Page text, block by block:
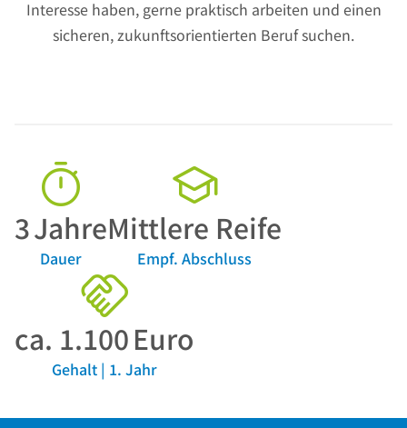
Interesse haben, gerne praktisch arbeiten und einen
sicheren, zukunftsorientierten Beruf suchen.
3Jahre
Dauer
Mittlere Reife
Empf. Abschluss
ca. 1.100Euro
Gehalt | 1. Jahr